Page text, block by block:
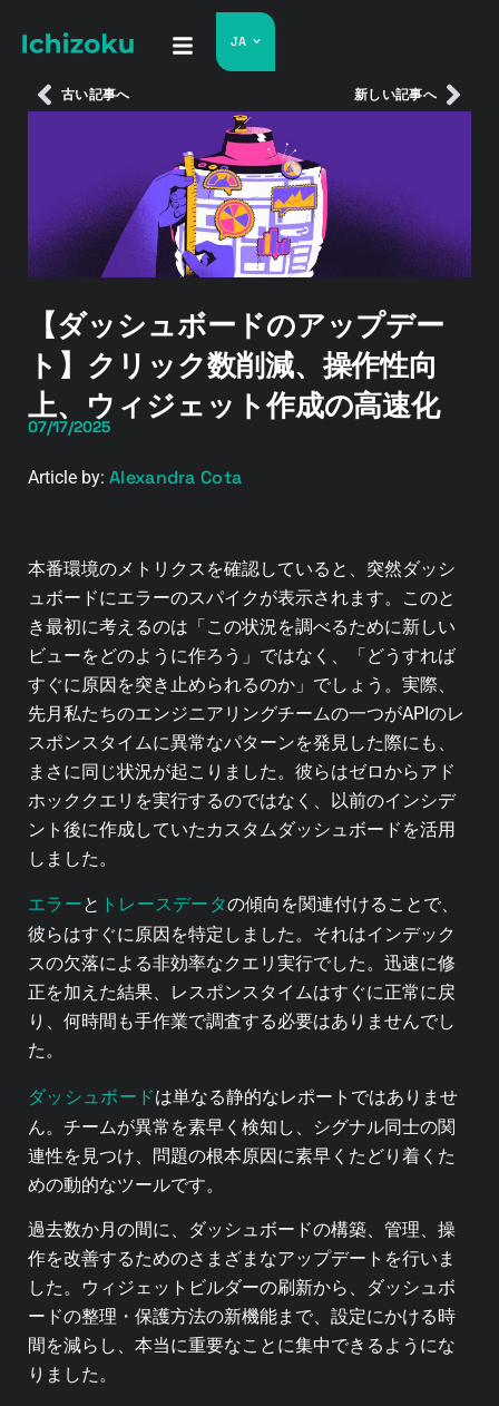
JA
古い記事へ 新しい記事へ
【ダッシュボードのアップデー
ト】クリック数削減、操作性向
上、ウィジェット作成の高速化
07/17/2025
Article by: Alexandra Cota
本番環境のメトリクスを確認していると、突然ダッシ
ュボードにエラーのスパイクが表示されます。このと
き最初に考えるのは「この状況を調べるために新しい
ビューをどのように作ろう」ではなく、「どうすれば
すぐに原因を突き止められるのか」でしょう。実際、
先月私たちのエンジニアリングチームの一つがAPIのレ
スポンスタイムに異常なパターンを発見した際にも、
まさに同じ状況が起こりました。彼らはゼロからアド
ホッククエリを実行するのではなく、以前のインシデ
ント後に作成していたカスタムダッシュボードを活用
しました。
エラーと トレースデータの傾向を関連付けることで、
彼らはすぐに原因を特定しました。それはインデック
スの欠落による非効率なクエリ実行でした。迅速に修
正を加えた結果、レスポンスタイムはすぐに正常に戻
り、何時間も手作業で調査する必要はありませんでし
た。
ダッシュボードは単なる静的なレポートではありませ
ん。チームが異常を素早く検知し、シグナル同士の関
連性を見つけ、問題の根本原因に素早くたどり着くた
めの動的なツールです。
過去数か月の間に、ダッシュボードの構築、管理、操
作を改善するためのさまざまなアップデートを行いま
した。ウィジェットビルダーの刷新から、ダッシュボ
ードの整理・保護方法の新機能まで、設定にかける時
間を減らし、本当に重要なことに集中できるようにな
りました。